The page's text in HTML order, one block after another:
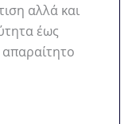
αλλά και
έως